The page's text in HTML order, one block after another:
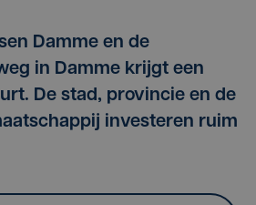
Damme en de
in Damme krijgt een
De stad, provincie en de
investeren ruim